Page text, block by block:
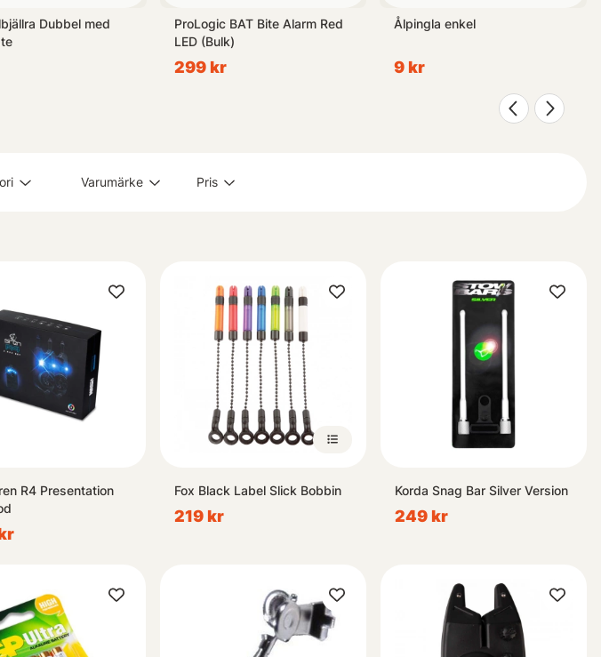
Dubbel med
ProLogic BAT Bite Alarm Red
LED (Bulk)
299 kr
Ålpingla enkel
9 kr
Varumärke Pris
R4 Presentation
Fox Black Label Slick Bobbin
219 kr
Korda Snag Bar Silver Version
249 kr